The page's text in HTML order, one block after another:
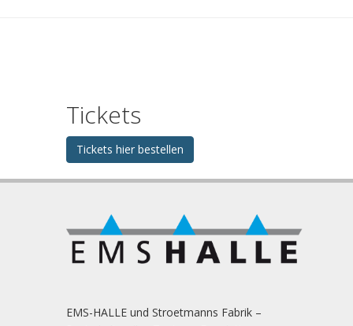
Tickets
Tickets hier bestellen
EMS-HALLE und Stroetmanns Fabrik –